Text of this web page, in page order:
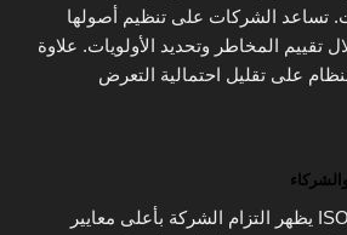
تساعد الشركات على تنظيم أصولها
تقييم المخاطر وتحديد الأولويات. علاوة
على تقليل احتمالية التعرض
امتلاك شهادة ISO 27001 يظهر التزام الشركة بأعلى معايير